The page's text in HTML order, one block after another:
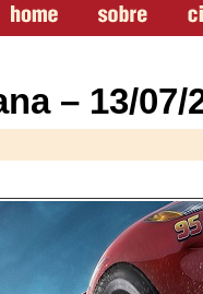
– 13/07/